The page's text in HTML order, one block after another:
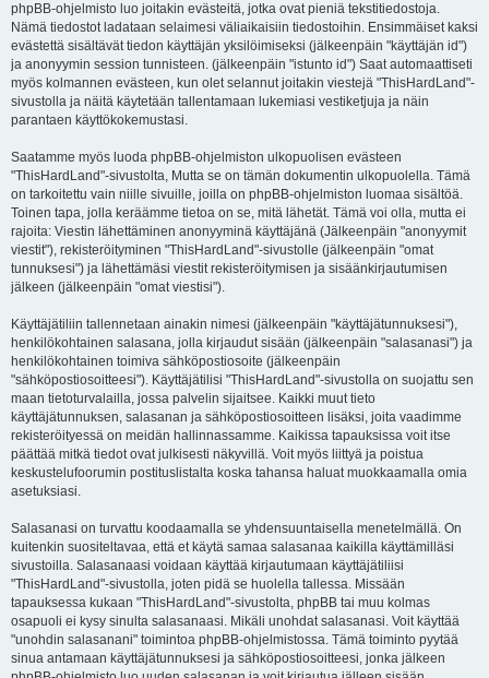
phpBB-ohjelmisto luo joitakin evästeitä, jotka ovat pieniä tekstitiedostoja.
Nämä tiedostot ladataan selaimesi väliaikaisiin tiedostoihin. Ensimmäiset kaksi
evästettä sisältävät tiedon käyttäjän yksilöimiseksi (jälkeenpäin "käyttäjän id")
ja anonyymin session tunnisteen. (jälkeenpäin "istunto id") Saat automaattiseti
myös kolmannen evästeen, kun olet selannut joitakin viestejä "ThisHardLand"-
sivustolla ja näitä käytetään tallentamaan lukemiasi vestiketjuja ja näin
parantaen käyttökokemustasi.
Saatamme myös luoda phpBB-ohjelmiston ulkopuolisen evästeen
"ThisHardLand"-sivustolta, Mutta se on tämän dokumentin ulkopuolella. Tämä
on tarkoitettu vain niille sivuille, joilla on phpBB-ohjelmiston luomaa sisältöä.
Toinen tapa, jolla keräämme tietoa on se, mitä lähetät. Tämä voi olla, mutta ei
rajoita: Viestin lähettäminen anonyyminä käyttäjänä (Jälkeenpäin "anonyymit
viestit"), rekisteröityminen "ThisHardLand"-sivustolle (jälkeenpäin "omat
tunnuksesi") ja lähettämäsi viestit rekisteröitymisen ja sisäänkirjautumisen
jälkeen (jälkeenpäin "omat viestisi").
Käyttäjätiliin tallennetaan ainakin nimesi (jälkeenpäin "käyttäjätunnuksesi"),
henkilökohtainen salasana, jolla kirjaudut sisään (jälkeenpäin "salasanasi") ja
henkilökohtainen toimiva sähköpostiosoite (jälkeenpäin
"sähköpostiosoitteesi"). Käyttäjätilisi "ThisHardLand"-sivustolla on suojattu sen
maan tietoturvalailla, jossa palvelin sijaitsee. Kaikki muut tieto
käyttäjätunnuksen, salasanan ja sähköpostiosoitteen lisäksi, joita vaadimme
rekisteröityessä on meidän hallinnassamme. Kaikissa tapauksissa voit itse
päättää mitkä tiedot ovat julkisesti näkyvillä. Voit myös liittyä ja poistua
keskustelufoorumin postituslistalta koska tahansa haluat muokkaamalla omia
asetuksiasi.
Salasanasi on turvattu koodaamalla se yhdensuuntaisella menetelmällä. On
kuitenkin suositeltavaa, että et käytä samaa salasanaa kaikilla käyttämilläsi
sivustoilla. Salasanaasi voidaan käyttää kirjautumaan käyttäjätiliisi
"ThisHardLand"-sivustolla, joten pidä se huolella tallessa. Missään
tapauksessa kukaan "ThisHardLand"-sivustolta, phpBB tai muu kolmas
osapuoli ei kysy sinulta salasanaasi. Mikäli unohdat salasanasi. Voit käyttää
"unohdin salasanani" toimintoa phpBB-ohjelmistossa. Tämä toiminto pyytää
sinua antamaan käyttäjätunnuksesi ja sähköpostiosoitteesi, jonka jälkeen